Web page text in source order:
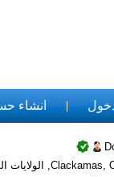
انشاء